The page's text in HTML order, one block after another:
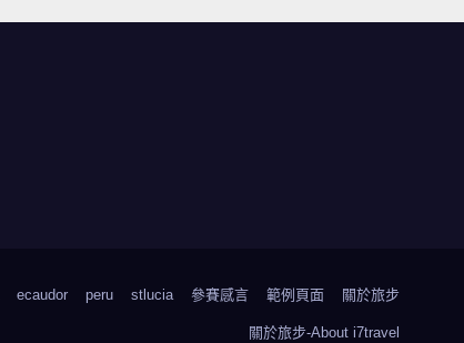
ecaudor peru stlucia 參賽感言 範例頁面 關於旅步
關於旅步-About i7travel